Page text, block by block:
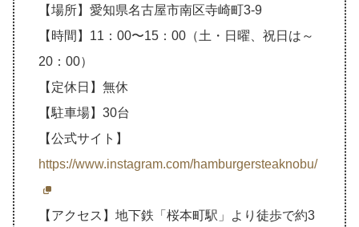
【場所】愛知県名古屋市南区寺崎町3-9
【時間】11：00〜15：00（土・日曜、祝日は～
20：00）
【定休日】無休
【駐車場】30台
【公式サイト】
https://www.instagram.com/hamburgersteaknobu/
【アクセス】地下鉄「桜本町駅」より徒歩で約3